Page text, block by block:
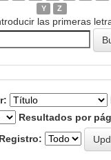
Y
Z
las primeras
Resultados por